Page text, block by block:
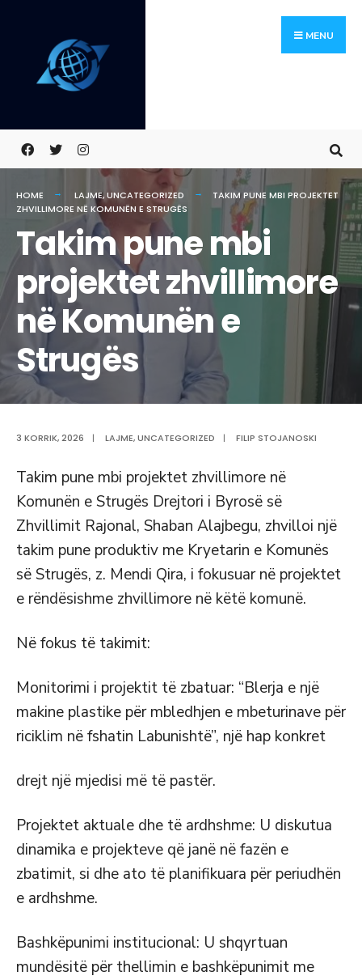
content
MENU
HOME LAJME,UNCATEGORIZED
TAKIM PUNE MBI PROJEKTET
ZHVILLIMORE NË KOMUNËN E STRUGËS
Takim pune mbi
projektet zhvillimore
në Komunën e
Strugës
3 KORRIK, 2026 | LAJME,UNCATEGORIZED | FILIP STOJANOSKI
Takim pune mbi projektet zhvillimore në
Komunën e Strugës Drejtori i Byrosë së
Zhvillimit Rajonal, Shaban Alajbegu, zhvilloi një
takim pune produktiv me Kryetarin e Komunës
së Strugës, z. Mendi Qira, i fokusuar në projektet
e rëndësishme zhvillimore në këtë komunë.
Në fokus të takimit:
Monitorimi i projektit të zbatuar: “Blerja e një
makine plastike për mbledhjen e mbeturinave për
riciklim në fshatin Labunishtë”, një hap konkret
drejt një mjedisi më të pastër.
Projektet aktuale dhe të ardhshme: U diskutua
dinamika e projekteve që janë në fazën e
zbatimit, si dhe ato të planifikuara për periudhën
e ardhshme.
Bashkëpunimi institucional: U shqyrtuan
mundësitë për thellimin e bashkëpunimit me